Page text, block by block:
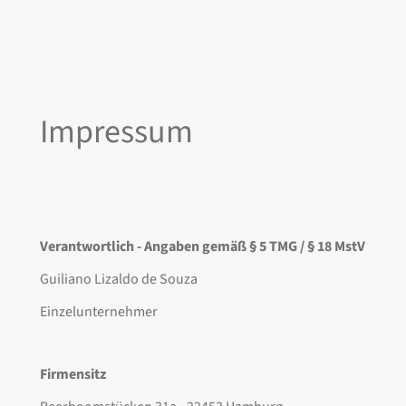
Impressum
Verantwortlich - Angaben gemäß § 5 TMG / § 18 MstV
Guiliano Lizaldo de Souza
Einzelunternehmer
Firmensitz